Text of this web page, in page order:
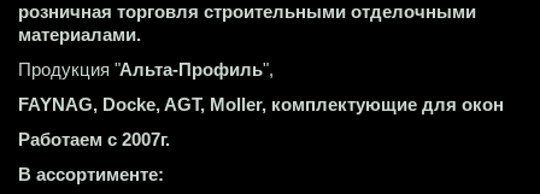
розничная торговля строительными отделочными
материалами.
Продукция "Альта-Профиль",
FAYNAG, Docke, AGT, Moller, комплектующие для окон
Работаем с 2007г.
В ассортименте: